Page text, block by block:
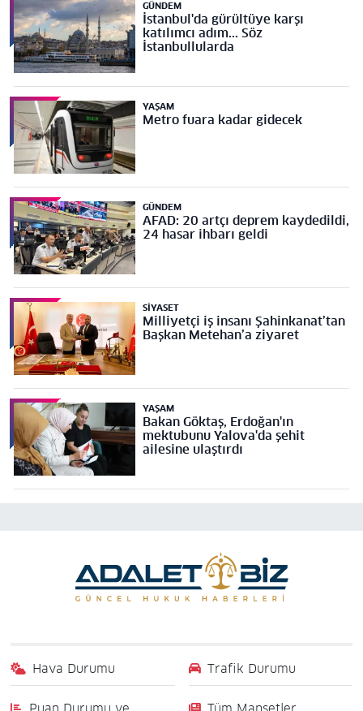
GÜNDEM
İstanbul'da gürültüye karşı
katılımcı adım... Söz
İstanbullularda
YAŞAM
Metro fuara kadar gidecek
GÜNDEM
AFAD: 20 artçı deprem kaydedildi,
24 hasar ihbarı geldi
SIYASET
Milliyetçi iş insanı Şahinkanat’tan
Başkan Metehan’a ziyaret
YAŞAM
Bakan Göktaş, Erdoğan'ın
mektubunu Yalova'da şehit
ailesine ulaştırdı
Hava Durumu Trafik Durumu